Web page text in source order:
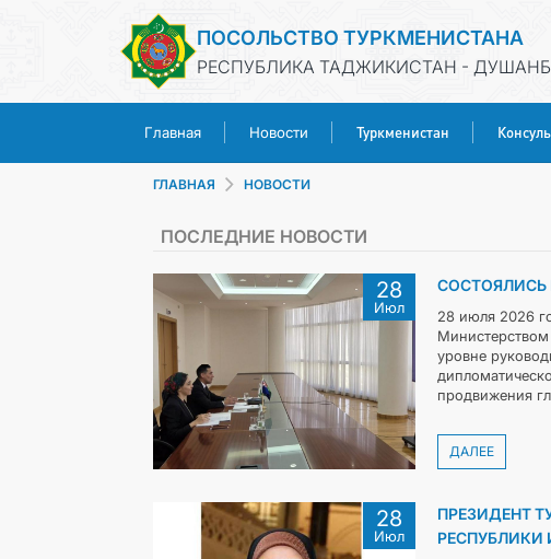
ПОСОЛЬСТВО ТУРКМЕНИСТАНА
РЕСПУБЛИКА ТАДЖИКИСТАН -
Главная Новости Туркменистан
ГЛАВНАЯ НОВОСТИ
ПОСЛЕДНИЕ НОВОСТИ
28
Июл
СОСТОЯЛИСЬ
28 июля 2026
уровне
продвижения
ДАЛЕЕ
28
Июл
ПРЕЗИДЕНТ
РЕСПУБЛИКИ